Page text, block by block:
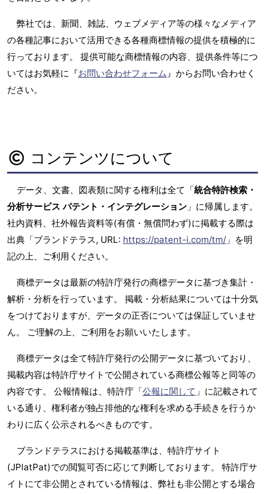
弊社では、新聞、雑誌、ウェブメディア等の様々なメディア
の各種記事において活用できる各種商標情報の提供を積極的に
行っております。 提供可能な商標情報の内容、提供条件等につ
いてはお気軽に『お問い合わせフォーム』からお問い合わせく
ださい。
コンテンツについて
データ、文書、図表類に関する権利は全て「統合特許検索・
分析サービス パテント・インテグレーション 」に帰属します。
社内資料、社外報告資料等(有償・無償問わず)に掲載する際は
出典「ブランドテラス, URL: https://patent-i.com/tm/ 」を明
記の上、ご利用ください。
商標データは最新の特許庁発行の商標データに基づき集計・
解析・分析を行っています。 掲載・分析結果については十分気
をつけておりますが、データの正否については保証していませ
ん。 ご理解の上、ご利用をお願いいたします。
商標データは全て特許庁発行の公開データに基づいており、
掲載内容は特許庁サイトで公開されている商標公報等と同等の
内容です。 公報情報は、特許庁「公報に関して 」に記載されて
いる通り、権利者が独占排他的な権利を求める手続きを行うか
わりに広く公示されるべきものです。
ブランドテラスにおける掲載基準は、特許庁サイト
(JPlatPat)での閲覧可否に応じて判断しております。 特許庁サ
イトにて非公開とされている情報は、弊社も非公開とする場合